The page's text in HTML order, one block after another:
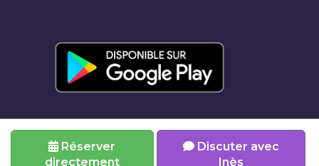
Réserver
directement
Discuter avec
Inès